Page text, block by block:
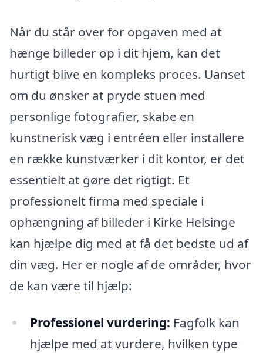
Når du står over for opgaven med at
hænge billeder op i dit hjem, kan det
hurtigt blive en kompleks proces. Uanset
om du ønsker at pryde stuen med
personlige fotografier, skabe en
kunstnerisk væg i entréen eller installere
en række kunstværker i dit kontor, er det
essentielt at gøre det rigtigt. Et
professionelt firma med speciale i
ophængning af billeder i Kirke Helsinge
kan hjælpe dig med at få det bedste ud af
din væg. Her er nogle af de områder, hvor
de kan være til hjælp:
Professionel vurdering: Fagfolk kan
hjælpe med at vurdere, hvilken type